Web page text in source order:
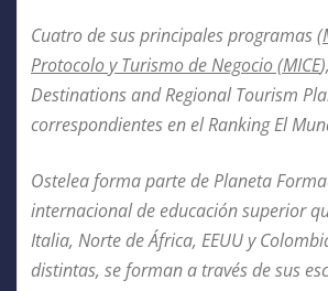
Cuatro de sus principales programas (
Protocolo y Turismo de Negocio (MICE),
Destinations and Regional Tourism
correspondientes en el Ranking El
Ostelea forma parte de Planeta
internacional de educación superior
Italia, Norte de África, EEUU y
distintas, se forman a través de sus